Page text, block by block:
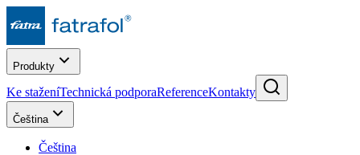
Produkty
Ke staženíTechnická podporaReferenceKontakty
Čeština
Čeština